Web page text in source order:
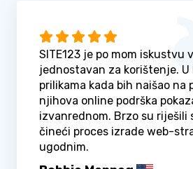
SITE123 je po mom iskustvu
jednostavan za korištenje.
prilikama kada bih naišao na
njihova online podrška
izvanrednom. Brzo su riješili
čineći proces izrade web-
ugodnim.